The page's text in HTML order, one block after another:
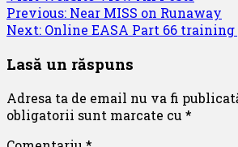
Post
navigation
Previous: Near MISS on Runaway
Next: Online EASA Part 66 training
Lasă un răspuns
Adresa ta de email nu va fi
obligatorii sunt marcate cu *